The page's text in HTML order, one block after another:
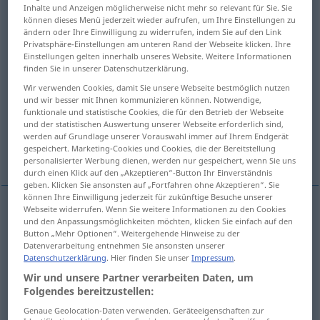
Übersicht aller Übersetzungen
(Für mehr Details die Übersetzung anklicken/antippen)
aria aperto fiato, respiro
pressione spazio
Weitere Beispiele...
ariaf Luft
Beispiele
sich in die Lufterheben
Inhalte und Anzeigen möglicherweise nicht mehr so relevant für Sie. Sie
können dieses Menü jederzeit wieder aufrufen, um Ihre Einstellungen zu
ändern oder Ihre Einwilligung zu widerrufen, indem Sie auf den Link
Privatsphäre-Einstellungen am unteren Rand der Webseite klicken. Ihre
Einstellungen gelten innerhalb unseres Website. Weitere Informationen
finden Sie in unserer Datenschutzerklärung.
Wir verwenden Cookies, damit Sie unsere Webseite bestmöglich nutzen
und wir besser mit Ihnen kommunizieren können. Notwendige,
funktionale und statistische Cookies, die für den Betrieb der Webseite
und der statistischen Auswertung unserer Webseite erforderlich sind,
werden auf Grundlage unserer Vorauswahl immer auf Ihrem Endgerät
gespeichert. Marketing-Cookies und Cookies, die der Bereitstellung
personalisierter Werbung dienen, werden nur gespeichert, wenn Sie uns
durch einen Klick auf den „Akzeptieren“-Button Ihr Einverständnis
geben. Klicken Sie ansonsten auf „Fortfahren ohne Akzeptieren“. Sie
können Ihre Einwilligung jederzeit für zukünftige Besuche unserer
Webseite widerrufen. Wenn Sie weitere Informationen zu den Cookies
und den Anpassungsmöglichkeiten möchten, klicken Sie einfach auf den
Button „Mehr Optionen“. Weitergehende Hinweise zu der
Datenverarbeitung entnehmen Sie ansonsten unserer
Datenschutzerklärung. Hier finden Sie unserImpressum.
Wir und unsere Partner verarbeiten Daten, um
Folgendes bereitzustellen:
Genaue Geolocation-Daten verwenden. Geräteeigenschaften zur